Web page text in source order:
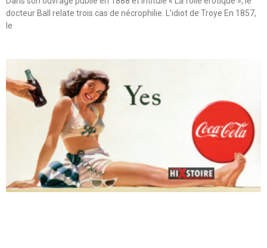
docteur Ball relate trois cas de nécrophilie. L’idiot de Troye En 1857,
le